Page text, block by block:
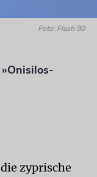
Foto: Flash 90
zyprische